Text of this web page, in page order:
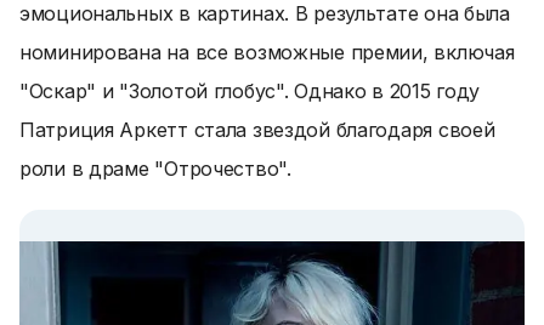
эмоциональных в картинах. В результате она была
номинирована на все возможные премии, включая
"Оскар" и "Золотой глобус". Однако в 2015 году
Патриция Аркетт стала звездой благодаря своей
роли в драме "Отрочество".